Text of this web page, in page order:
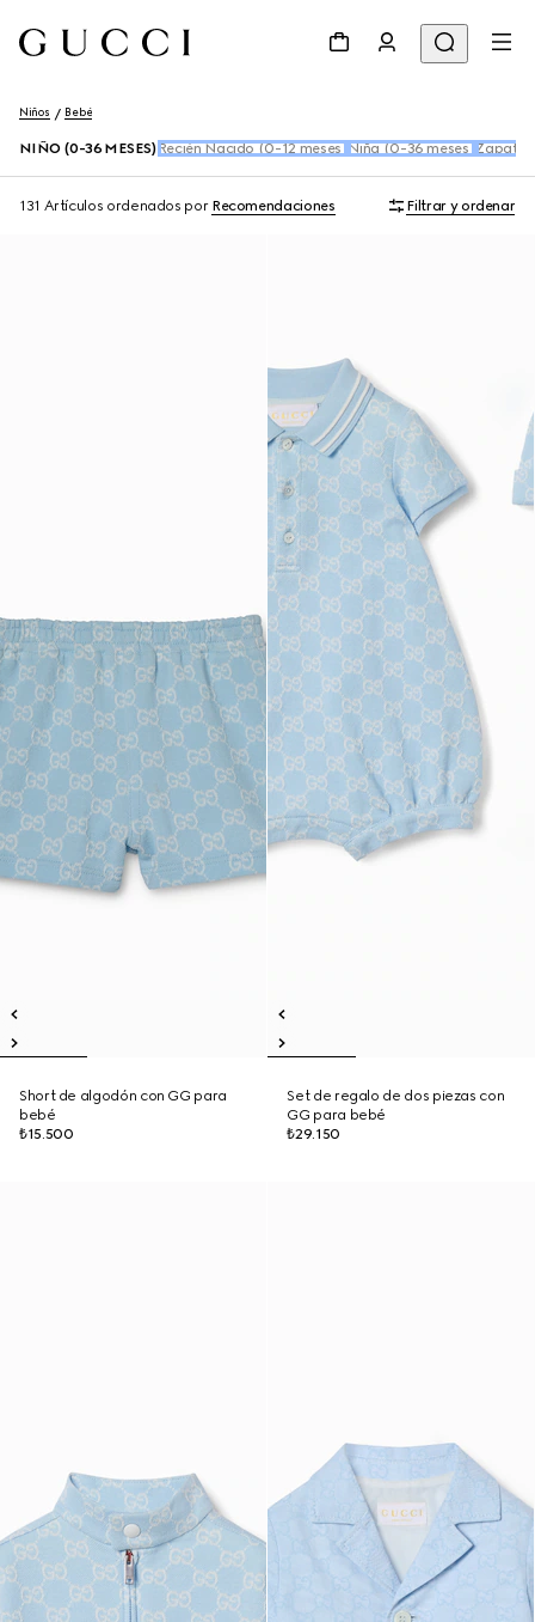
Niños Bebé
NIÑO (0-36 MESES) Recién Nacido (0-12 meses) Niña (0-36 meses)
131 Artículos ordenados por Recomendaciones Filtrar y ordenar
Short de algodón con GG para
bebé
₺15.500
Set de regalo de dos piezas con
GG para bebé
₺29.150